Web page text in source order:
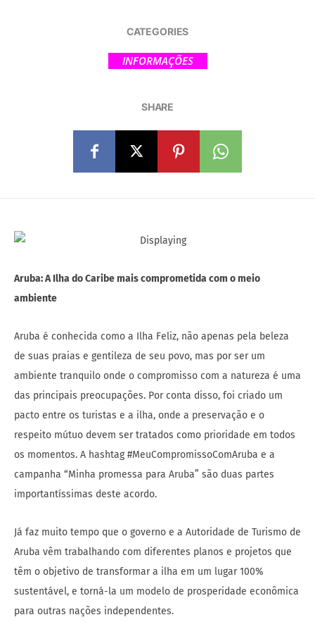
CATEGORIES
INFORMAÇÕES
SHARE
Aruba: A Ilha do Caribe mais comprometida com o meio
ambiente
Aruba é conhecida como a Ilha Feliz, não apenas pela beleza
de suas praias e gentileza de seu povo, mas por ser um
ambiente tranquilo onde o compromisso com a natureza é uma
das principais preocupações. Por conta disso, foi criado um
pacto entre os turistas e a ilha, onde a preservação e o
respeito mútuo devem ser tratados como prioridade em todos
os momentos. A hashtag #MeuCompromissoComAruba e a
campanha “Minha promessa para Aruba” são duas partes
importantíssimas deste acordo.
Já faz muito tempo que o governo e a Autoridade de Turismo de
Aruba vêm trabalhando com diferentes planos e projetos que
têm o objetivo de transformar a ilha em um lugar 100%
sustentável, e torná-la um modelo de prosperidade econômica
para outras nações independentes.